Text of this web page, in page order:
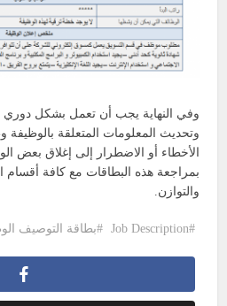
وفي النهاية يجب أن تعمل بشكل دوري
وتحديث المعلومات المتعلقة بالوظيفة
الأخطاء أو الاضطرار إلى إغلاق بعض
بمراجعة هذه البطاقات مع كافة أقسام
والتوازن.
Job Description بطاقة التوصيف